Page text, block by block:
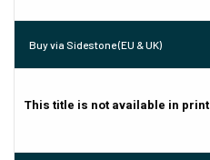
Buy via Sidestone (EU & UK)
This title is not available in print